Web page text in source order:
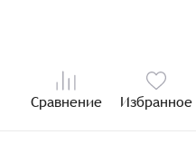
Сравнение Избранное